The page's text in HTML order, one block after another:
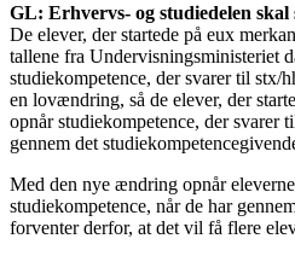
GL: Erhvervs- og studiedelen skal
De elever, der startede på eux
tallene fra Undervisningsministeriet
studiekompetence, der svarer til stx/
en lovændring, så de elever, der
opnår studiekompetence, der svarer
gennem det
Med den nye ændring opnår
studiekompetence, når de har
forventer derfor, at det vil få flere